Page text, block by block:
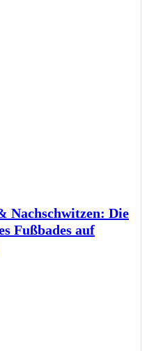
Nachschwitzen: Die
Fußbades auf